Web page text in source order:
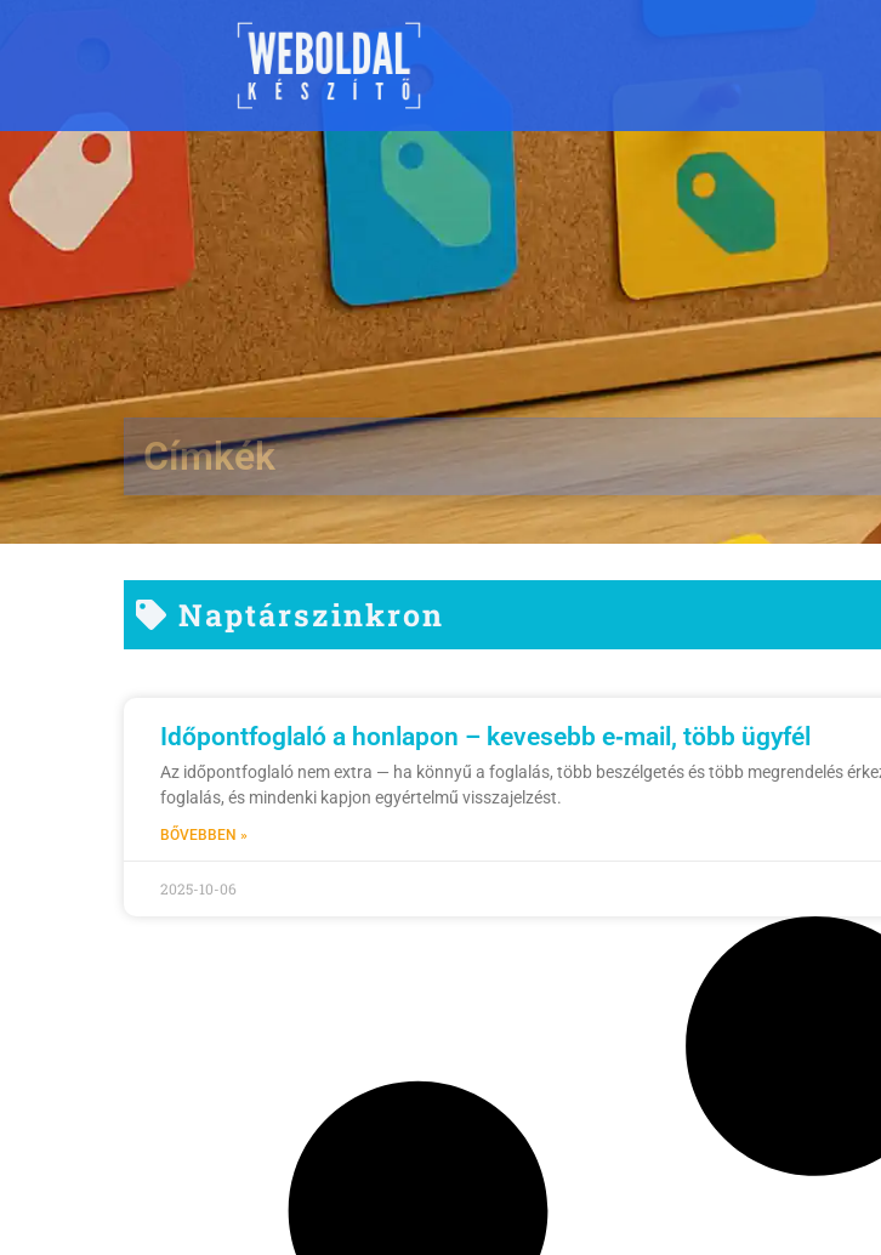
Címkék
Naptárszinkron
Időpontfoglaló a honlapon – kevesebb e‑mail, több ügyfél
Az időpontfoglaló nem extra — ha könnyű a foglalás, több beszélgetés és több megrendelés
foglalás, és mindenki kapjon egyértelmű visszajelzést.
BŐVEBBEN »
2025-10-06